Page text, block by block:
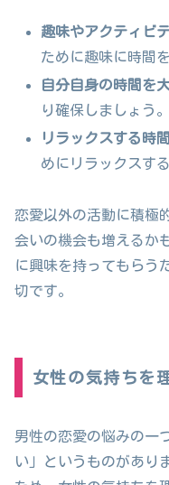
趣味やアクティビ
ために趣味に時間
自分自身の時間を
り確保しましょう。
リラックスする時
めにリラックスす
恋愛以外の活動に積極
会いの機会も増えるか
に興味を持ってもらう
切です。
女性の気持ちを
男性の恋愛の悩みの一
い」というものがあり